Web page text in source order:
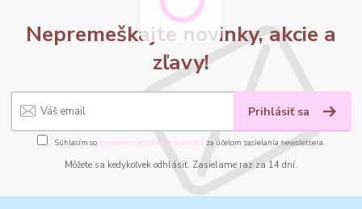
Nepremeškajte novinky, akcie a
zľavy!
Prihlásiť sa
Súhlasím sospracovaním osobných údajov za účelom zasielania newslettera.
Môžete sa kedykoľvek odhlásiť. Zasielame raz za 14 dní.